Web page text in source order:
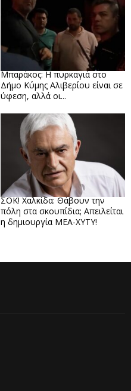
Μπαράκος: Η πυρκαγιά στο
Δήμο Κύμης Αλιβερίου είναι σε
ύφεση, αλλά οι...
ΣΟΚ! Χαλκίδα: Θάβουν την
πόλη στα σκουπίδια; Απειλείται
η δημιουργία ΜΕΑ-ΧΥΤΥ!